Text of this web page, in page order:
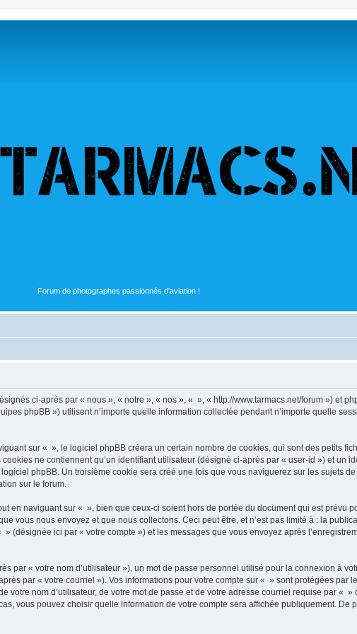
Forum de photographes passionnés d'aviation !
ci-après par « nous », « notre », « nos », « », « http://www.tarmacs.net/forum ») et
phpBB ») utilisent n’importe quelle information collectée pendant n’importe quelle
sur « », le logiciel phpBB créera un certain nombre de cookies, qui sont des petits
ne contiennent qu’un identifiant utilisateur (désigné ci-après par « user-id ») et un
phpBB. Un troisième cookie sera créé une fois que vous naviguerez sur les sujets
sur le forum.
en naviguant sur « », bien que ceux-ci soient hors de portée du document qui est prévu
vous nous envoyez et que nous collectons. Ceci peut être, et n’est pas limité à : la
(désignée ici par « votre compte ») et les messages que vous envoyez après
par « votre nom d’utilisateur »), un mot de passe personnel utilisé pour la connexion à
par « votre courriel »). Vos informations pour votre compte sur « » sont protégées par
nom d’utilisateur, de votre mot de passe et de votre adresse courriel requise par « »
vous pouvez choisir quelle information de votre compte sera affichée publiquement. De